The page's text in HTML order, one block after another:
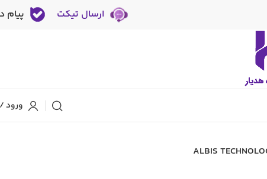
ارسال تیکت پیام
ورود